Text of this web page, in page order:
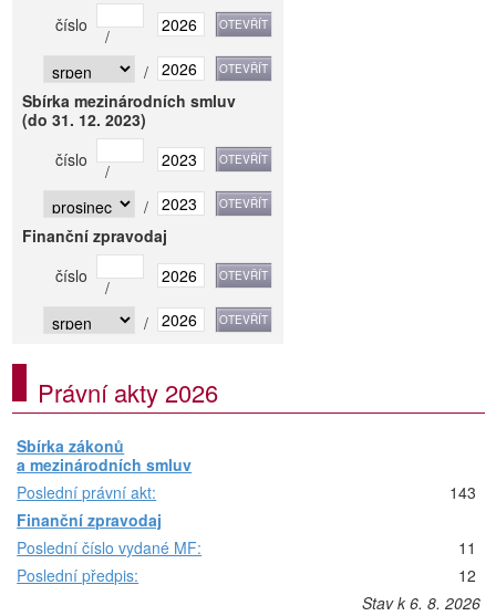
číslo
/
/
Sbírka mezinárodních smluv
(do 31. 12. 2023)
číslo
/
/
Finanční zpravodaj
číslo
/
/
Právní akty 2026
Sbírka zákonů
a mezinárodních smluv
Poslední právní akt:
143
Finanční zpravodaj
Poslední číslo vydané MF:
11
Poslední předpis:
12
Stav k 6. 8. 2026